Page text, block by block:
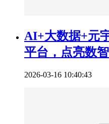
AI+大数据+元
平台，点亮数
2026-03-16 10:40:43